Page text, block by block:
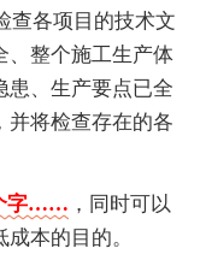
查各项目的技术文
、整个施工生产体
患、生产要点已全
并将检查存在的各
字…… ，同时可以
本的目的。